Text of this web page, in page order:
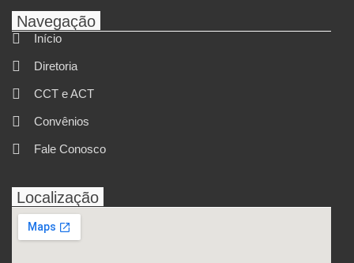
Navegação
Início
Diretoria
CCT e ACT
Convênios
Fale Conosco
Localização